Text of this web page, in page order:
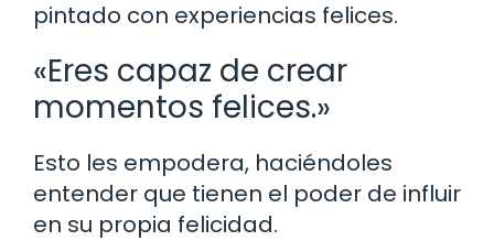
pintado con experiencias felices.
«Eres capaz de crear
momentos felices.»
Esto les empodera, haciéndoles
entender que tienen el poder de influir
en su propia felicidad.